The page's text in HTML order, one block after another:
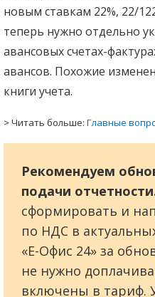
новым ставкам 22%, 22/
теперь нужно отдельно
авансовых счетах-
авансов. Похожие
книги учета.
> Читать больше: Главные
Рекомендуем
подачи
сформировать и
по НДС в
«Е-Офис 24» за
не нужно
включены в тариф.